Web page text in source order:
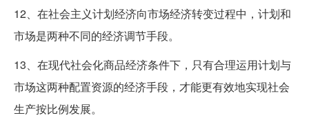
12、在社会主义计划经济向市场经济转变过程中，计划和
市场是两种不同的经济调节手段。
13、在现代社会化商品经济条件下，只有合理运用计划与
市场这两种配置资源的经济手段，才能更有效地实现社会
生产按比例发展。